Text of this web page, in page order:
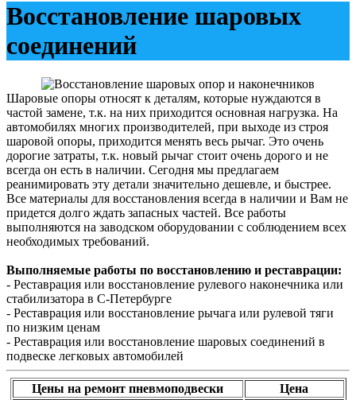
Восстановление шаровых
соединений
Шаровые опоры относят к деталям, которые нуждаются в
частой замене, т.к. на них приходится основная нагрузка. На
автомобилях многих производителей, при выходе из строя
шаровой опоры, приходится менять весь рычаг. Это очень
дорогие затраты, т.к. новый рычаг стоит очень дорого и не
всегда он есть в наличии. Сегодня мы предлагаем
реанимировать эту детали значительно дешевле, и быстрее.
Все материалы для восстановления всегда в наличии и Вам не
придется долго ждать запасных частей. Все работы
выполняются на заводском оборудовании с соблюдением всех
необходимых требований.
Выполняемые работы по восстановлению и реставрации:
- Реставрация или восстановление рулевого наконечника или
стабилизатора в С-Петербурге
- Реставрация или восстановление рычага или рулевой тяги
по низким ценам
- Реставрация или восстановление шаровых соединений в
подвеске легковых автомобилей
Цены на ремонт пневмоподвески
Цена